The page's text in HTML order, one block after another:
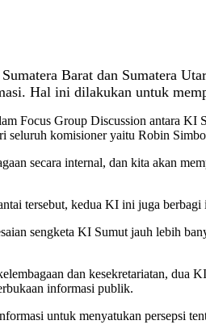
Barat dan Sumatera
Hal ini dilakukan untuk
Focus Group Discussion antara
seluruh komisioner yaitu Robin
secara internal, dan kita akan
tersebut, kedua KI ini juga berbagi
sengketa KI Sumut jauh lebih
dan kesekretariatan,
informasi publik.
untuk menyatukan persepsi